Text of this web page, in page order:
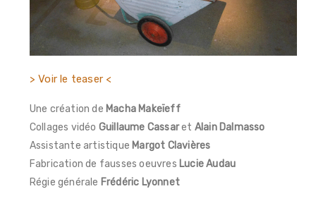
> Voir le teaser <
Une création de Macha Makeïeff
Collages vidéo Guillaume Cassaret Alain Dalmasso
Assistante artistique Margot Clavières
Fabrication de fausses oeuvres Lucie Audau
Régie générale Frédéric Lyonnet